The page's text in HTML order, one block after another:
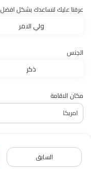
عرفنا عليك لنساعدك بشكل افضل
ولي الامر
الجنس
ذكر
مكان الاقامة
امريكا
السابق